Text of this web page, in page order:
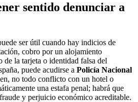
sentido denunciar a
ser útil cuando hay indicios de
cobro por un alojamiento
de la tarjeta o identidad falsa del
puede acudirse a Policía Nacional
no todo conflicto con un hotel o
una estafa penal; habrá que
y perjuicio económico acreditable.